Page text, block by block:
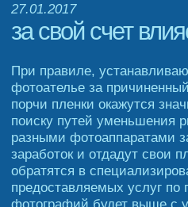
27.01.2017
за свой счет
При правиле,
фотоателье за
порчи пленки окажутся
поиску путей уменьшения
разными фотоаппаратами
заработок и отдадут свои
обратятся в
предоставляемых услуг по
фотографий будет выше с